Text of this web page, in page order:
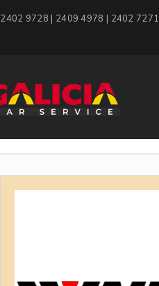
2402 9728 | 2409 4978 | 2402 7271